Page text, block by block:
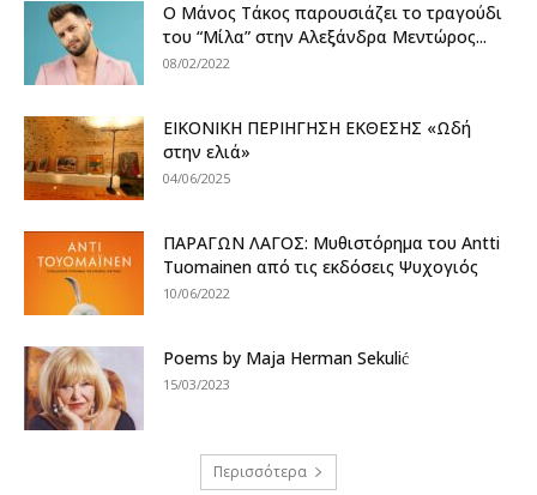
Ο Μάνος Τάκος παρουσιάζει το τραγούδι
του “Μίλα” στην Αλεξάνδρα Μεντώρος...
08/02/2022
ΕΙΚΟΝΙΚΗ ΠΕΡΙΗΓΗΣΗ ΕΚΘΕΣΗΣ «Ωδή
στην ελιά»
04/06/2025
ΠΑΡΑΓΩΝ ΛΑΓΟΣ: Μυθιστόρημα του Antti
Tuomainen από τις εκδόσεις Ψυχογιός
10/06/2022
Poems by Maja Herman Sekulić
15/03/2023
Περισσότερα